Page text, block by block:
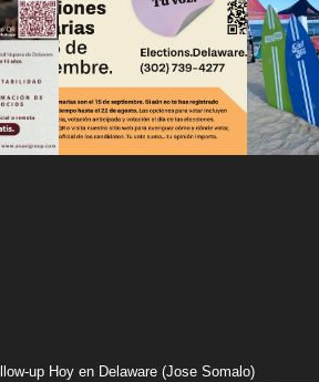
up Hoy en Delaware (Jose Somalo)